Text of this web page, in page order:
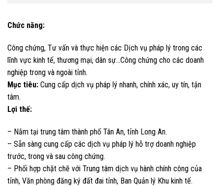
Chức năng:
Công chứng, Tư vấn và thực hiện các Dịch vụ pháp lý trong các
lĩnh vực kinh tế, thương mại, dân sự…Công chứng cho các doanh
nghiệp trong và ngoài tỉnh.
Mục tiêu: Cung cấp dịch vụ pháp lý nhanh, chính xác, uy tín, tận
tâm.
Lợi thế:
– Nằm tại trung tâm thành phố Tân An, tỉnh Long An.
– Sẵn sàng cung cấp các dịch vụ pháp lý hỗ trợ doanh nghiệp
trước, trong và sau công chứng.
– Phối hợp chặt chẽ với Trung tâm dịch vụ hành chính công của
tỉnh, Văn phòng đăng ký đất đai tỉnh, Ban Quản lý Khu kinh tế.